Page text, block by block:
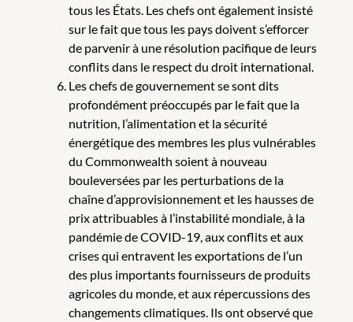
tous les États. Les chefs ont également insisté
sur le fait que tous les pays doivent s’efforcer
de parvenir à une résolution pacifique de leurs
conflits dans le respect du droit international.
Les chefs de gouvernement se sont dits
profondément préoccupés par le fait que la
nutrition, l’alimentation et la sécurité
énergétique des membres les plus vulnérables
du Commonwealth soient à nouveau
bouleversées par les perturbations de la
chaîne d’approvisionnement et les hausses de
prix attribuables à l’instabilité mondiale, à la
pandémie de COVID-19, aux conflits et aux
crises qui entravent les exportations de l’un
des plus importants fournisseurs de produits
agricoles du monde, et aux répercussions des
changements climatiques. Ils ont observé que